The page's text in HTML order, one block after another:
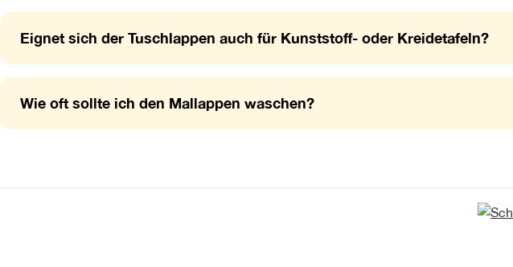
Eignet sich der Tuschlappen auch für Kunststoff- oder Kreidetafeln?
Wie oft sollte ich den Mallappen waschen?